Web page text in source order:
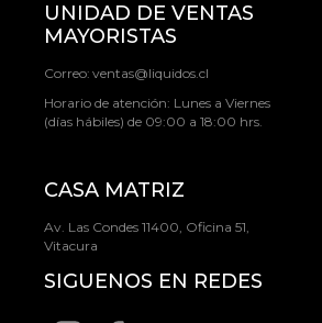
UNIDAD DE VENTAS
MAYORISTAS
Correo: ventas@liquidos.cl
Horario de atención: Lunes a Viernes
(días hábiles) de 09:00 a 18:00 hrs.
CASA MATRIZ
Av. Las Condes 11400, Oficina 51,
Vitacura
SIGUENOS EN REDES